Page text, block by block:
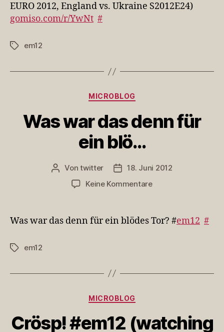
EURO 2012, England vs. Ukraine S2012E24)
gomiso.com/r/YwNt #
Schlagwörter
em12
Kategorien
MICROBLOG
Was war das denn für
ein blö…
Beitragsautor
Vontwitter Veröffentlichungsdatum
18. Juni 2012
Keine Kommentarezu
das
Was war das denn für ein blödes Tor? #em12 #
Schlagwörter
em12
Kategorien
MICROBLOG
Crösp! #em12 (watching